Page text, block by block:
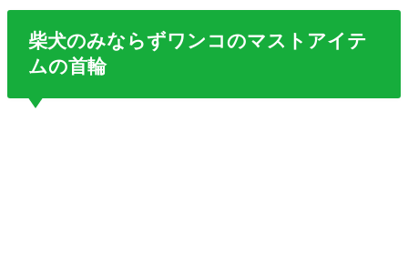
柴犬のみならずワンコのマストアイテ
ムの首輪